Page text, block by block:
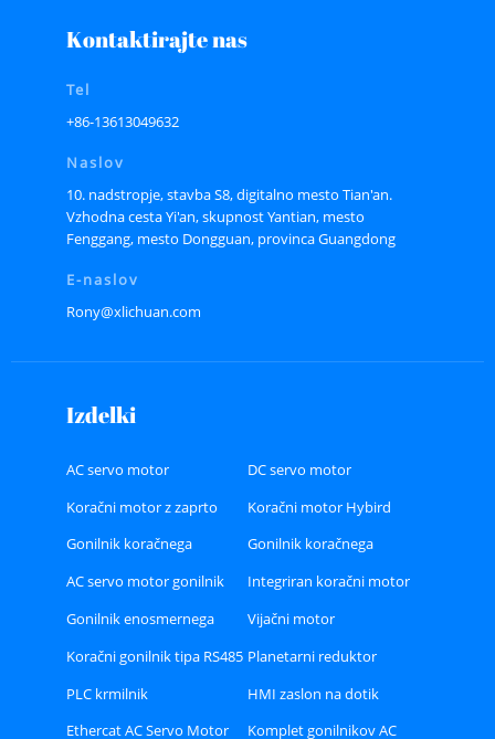
Kontaktirajte nas
Tel
+86-13613049632
Naslov
10. nadstropje, stavba S8, digitalno mesto Tian'an.
Vzhodna cesta Yi'an, skupnost Yantian, mesto
Fenggang, mesto Dongguan, provinca Guangdong
E-naslov
Rony@xlichuan.com
Izdelki
AC servo motor
DC servo motor
Koračni motor z zaprto
zanko
Koračni motor Hybird
Gonilnik koračnega
motorja Hybird
Gonilnik koračnega
motorja z zaprto zanko
AC servo motor gonilnik
Integriran koračni motor
Gonilnik enosmernega
servo motorja
Vijačni motor
Koračni gonilnik tipa RS485
ali CAN ali Ethercat Bus
Planetarni reduktor
PLC krmilnik
HMI zaslon na dotik
Ethercat AC Servo Motor
Komplet gonilnikov AC